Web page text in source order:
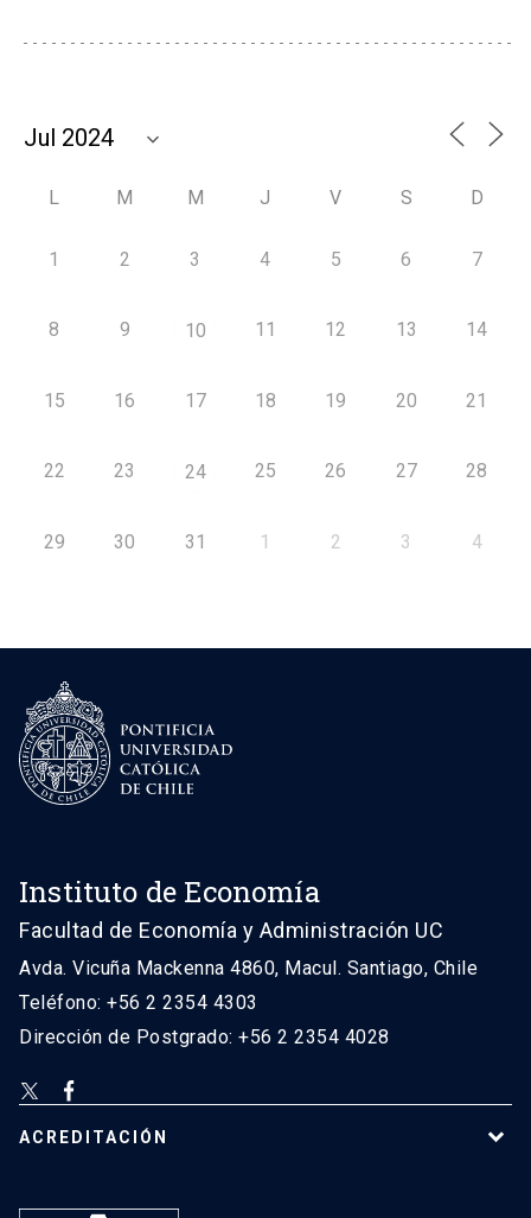
L M M J V S D
1 2 3 4 5 6 7
8 9 10 11 12 13 14
15 16 17 18 19 20 21
22 23 24 25 26 27 28
29 30 31 1 2 3 4
Instituto de Economía
Facultad de Economía y Administración UC
Avda. Vicuña Mackenna 4860, Macul. Santiago, Chile
Teléfono: +56 2 2354 4303
Dirección de Postgrado: +56 2 2354 4028
ACREDITACIÓN